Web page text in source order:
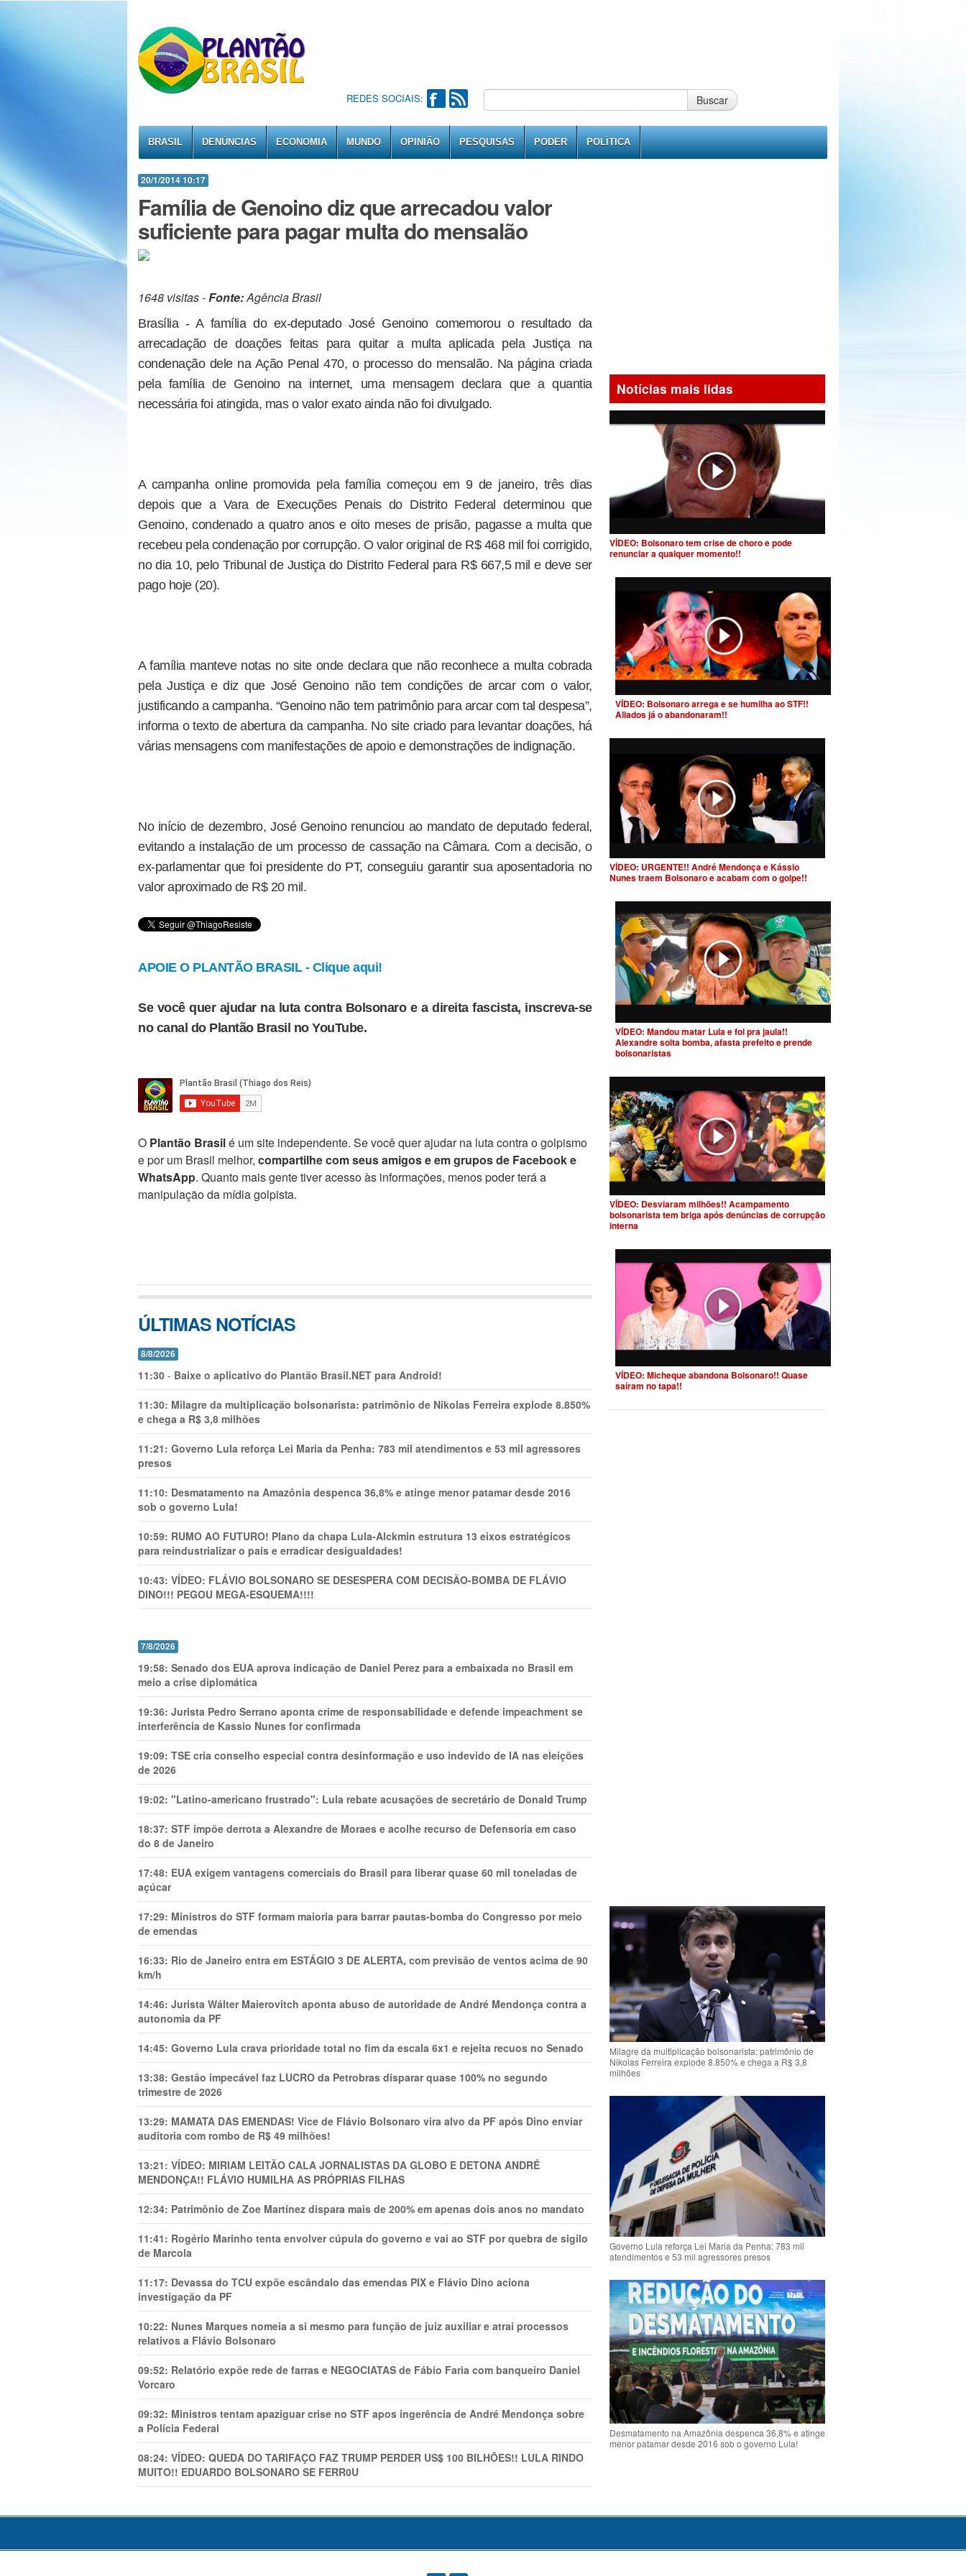
REDES SOCIAIS: Buscar
BRASIL DENÚNCIAS ECONOMIA MUNDO OPINIÃO PESQUISAS PODER POLÍTICA
20/1/2014 10:17
Família de Genoino diz que arrecadou valor
suficiente para pagar multa do mensalão
1648 visitas -Fonte:Agência Brasil
Brasília - A família do ex-deputado José Genoino comemorou o resultado da
arrecadação de doações feitas para quitar a multa aplicada pela Justiça na
condenação dele na Ação Penal 470, o processo do mensalão. Na página criada
pela família de Genoino na internet, uma mensagem declara que a quantia
necessária foi atingida, mas o valor exato ainda não foi divulgado.
A campanha online promovida pela família começou em 9 de janeiro, três dias
depois que a Vara de Execuções Penais do Distrito Federal determinou que
Genoino, condenado a quatro anos e oito meses de prisão, pagasse a multa que
recebeu pela condenação por corrupção. O valor original de R$ 468 mil foi corrigido,
no dia 10, pelo Tribunal de Justiça do Distrito Federal para R$ 667,5 mil e deve ser
pago hoje (20).
A família manteve notas no site onde declara que não reconhece a multa cobrada
pela Justiça e diz que José Genoino não tem condições de arcar com o valor,
justificando a campanha. “Genoino não tem patrimônio para arcar com tal despesa”,
informa o texto de abertura da campanha. No site criado para levantar doações, há
várias mensagens com manifestações de apoio e demonstrações de indignação.
No início de dezembro, José Genoino renunciou ao mandato de deputado federal,
evitando a instalação de um processo de cassação na Câmara. Com a decisão, o
ex-parlamentar que foi presidente do PT, conseguiu garantir sua aposentadoria no
valor aproximado de R$ 20 mil.
APOIE O PLANTÃO BRASIL - Clique aqui!
Se você quer ajudar na luta contra Bolsonaro e a direita fascista, inscreva-se
no canal do Plantão Brasil no YouTube.
O Plantão Brasilé um site independente. Se você quer ajudar na luta contra o golpismo
e por um Brasil melhor, compartilhe com seus amigos e em grupos de Facebook e
WhatsApp. Quanto mais gente tiver acesso às informações, menos poder terá a
manipulação da mídia golpista.
ÚLTIMAS NOTÍCIAS
8/8/2026
11:30 - Baixe o aplicativo do Plantão Brasil.NET para Android!
11:30: Milagre da multiplicação bolsonarista: patrimônio de Nikolas Ferreira explode 8.850%
e chega a R$ 3,8 milhões
11:21: Governo Lula reforça Lei Maria da Penha: 783 mil atendimentos e 53 mil agressores
presos
11:10: Desmatamento na Amazônia despenca 36,8% e atinge menor patamar desde 2016
sob o governo Lula!
10:59: RUMO AO FUTURO! Plano da chapa Lula-Alckmin estrutura 13 eixos estratégicos
para reindustrializar o país e erradicar desigualdades!
10:43: VÍDEO: FLÁVIO BOLSONARO SE DESESPERA COM DECISÃO-BOMBA DE FLÁVIO
DINO!!! PEGOU MEGA-ESQUEMA!!!!
7/8/2026
19:58: Senado dos EUA aprova indicação de Daniel Perez para a embaixada no Brasil em
meio a crise diplomática
19:36: Jurista Pedro Serrano aponta crime de responsabilidade e defende impeachment se
interferência de Kassio Nunes for confirmada
19:09: TSE cria conselho especial contra desinformação e uso indevido de IA nas eleições
de 2026
19:02: "Latino-americano frustrado": Lula rebate acusações de secretário de Donald Trump
18:37: STF impõe derrota a Alexandre de Moraes e acolhe recurso de Defensoria em caso
do 8 de Janeiro
17:48: EUA exigem vantagens comerciais do Brasil para liberar quase 60 mil toneladas de
açúcar
17:29: Ministros do STF formam maioria para barrar pautas-bomba do Congresso por meio
de emendas
16:33: Rio de Janeiro entra em ESTÁGIO 3 DE ALERTA, com previsão de ventos acima de 90
km/h
14:46: Jurista Wálter Maierovitch aponta abuso de autoridade de André Mendonça contra a
autonomia da PF
14:45: Governo Lula crava prioridade total no fim da escala 6x1 e rejeita recuos no Senado
13:38: Gestão impecável faz LUCRO da Petrobras disparar quase 100% no segundo
trimestre de 2026
13:29: MAMATA DAS EMENDAS! Vice de Flávio Bolsonaro vira alvo da PF após Dino enviar
auditoria com rombo de R$ 49 milhões!
13:21: VÍDEO: MIRIAM LEITÃO CALA JORNALISTAS DA GLOBO E DETONA ANDRÉ
MENDONÇA!! FLÁVIO HUMILHA AS PRÓPRIAS FILHAS
12:34: Patrimônio de Zoe Martínez dispara mais de 200% em apenas dois anos no mandato
11:41: Rogério Marinho tenta envolver cúpula do governo e vai ao STF por quebra de sigilo
de Marcola
11:17: Devassa do TCU expõe escândalo das emendas PIX e Flávio Dino aciona
investigação da PF
10:22: Nunes Marques nomeia a si mesmo para função de juiz auxiliar e atrai processos
relativos a Flávio Bolsonaro
09:52: Relatório expõe rede de farras e NEGOCIATAS de Fábio Faria com banqueiro Daniel
Vorcaro
09:32: Ministros tentam apaziguar crise no STF apos ingerência de André Mendonça sobre
a Polícia Federal
08:24: VÍDEO: QUEDA DO TARIFAÇO FAZ TRUMP PERDER US$ 100 BILHÕES!! LULA RINDO
MUITO!! EDUARDO BOLSONARO SE FERR0U
Notícias mais lidas
VÍDEO: Bolsonaro tem crise de choro e pode
renunciar a qualquer momento!!
VÍDEO: Bolsonaro arrega e se humilha ao STF!!
Aliados já o abandonaram!!
VÍDEO: URGENTE!! André Mendonça e Kássio
Nunes traem Bolsonaro e acabam com o golpe!!
VÍDEO: Mandou matar Lula e foi pra jaula!!
Alexandre solta bomba, afasta prefeito e prende
bolsonaristas
VÍDEO: Desviaram milhões!! Acampamento
bolsonarista tem briga após denúncias de corrupção
interna
VÍDEO: Micheque abandona Bolsonaro!! Quase
saíram no tapa!!
Milagre da multiplicação bolsonarista: patrimônio de
Nikolas Ferreira explode 8.850% e chega a R$ 3,8
milhões
Governo Lula reforça Lei Maria da Penha: 783 mil
atendimentos e 53 mil agressores presos
Desmatamento na Amazônia despenca 36,8% e atinge
menor patamar desde 2016 sob o governo Lula!